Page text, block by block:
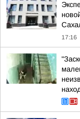
17:16